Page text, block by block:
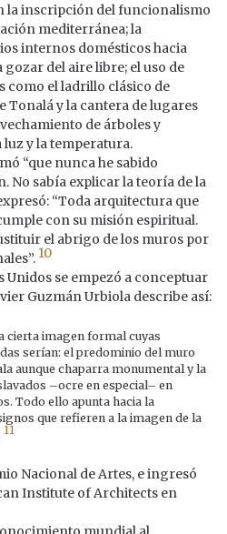
la inscripción del funcionalismo
mediterránea; la
internos domésticos hacia
del aire libre; el uso de
como el ladrillo clásico de
Tonalá y la cantera de lugares
de árboles y
y la temperatura.
“que nunca he sabido
No sabía explicar la teoría de la
“Toda arquitectura que
con su misión espiritual.
el abrigo de los muros por
10
Unidos se empezó a conceptuar
Guzmán Urbiola describe así:
cierta imagen formal cuyas
serían: el predominio del muro
aunque chaparra monumental y la
–ocre en especial– en
Todo ello apunta hacia la
que refieren a la imagen de la
11
Nacional de Artes, e ingresó
Institute of Architects en